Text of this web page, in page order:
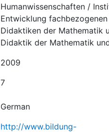
Humanwissenschaften /
Entwicklung
Didaktiken der Mathematik
Didaktik der Mathematik
2009
7
German
http://www.bildung-